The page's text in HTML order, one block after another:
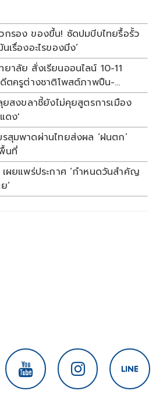
กรอง ของขึ้น! ซัดปมบีบไทยรื้อรั้ว
เรื่องอะไรของมึง’
าลัย สั่งเรียนออนไลน์ 10-11
ตครูต่างชาติโพสต์ภาพปืน-
ขู่สงขลาชี้ยังไม่คุยสูตรการเมือง
ดง'
สุมพาดผ่านไทยส่งผล ‘ฝนตก’
นที่
เผยแพร่ประกาศ ‘กำหนดวันสำคัญ
’